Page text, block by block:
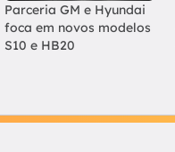
Parceria GM e Hyundai
foca em novos modelos
S10 e HB20